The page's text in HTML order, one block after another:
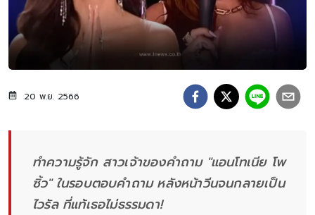
20 พ.ย. 2566
ทำความรู้จัก สาวเจ้าของคำถาม "แอนโทเนีย โพ
ซิ้ว" ในรอบตอบคำถาม หลังหน้าวีนจนกลายเป็น
ไวรัล ที่แท้เธอไม่ธรรมดา!